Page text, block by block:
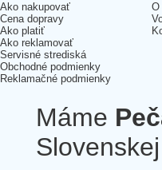
Ako nakupovať
Cena dopravy
Ako platiť
Ako reklamovať
Servisné strediská
Obchodné podmienky
Reklamačné podmienky
O
Máme